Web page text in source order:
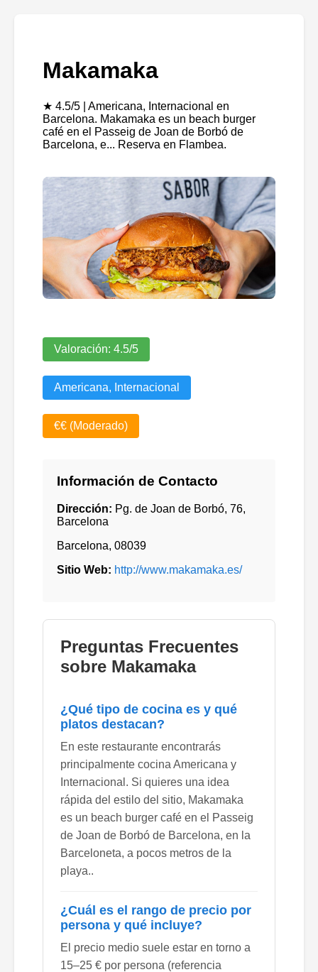
Makamaka
★ 4.5/5 | Americana, Internacional en
Barcelona. Makamaka es un beach burger
café en el Passeig de Joan de Borbó de
Barcelona, e... Reserva en Flambea.
Valoración: 4.5/5
Americana, Internacional
€€ (Moderado)
Información de Contacto
Dirección: Pg. de Joan de Borbó, 76,
Barcelona
Barcelona, 08039
Sitio Web: http://www.makamaka.es/
Preguntas Frecuentes
sobre Makamaka
¿Qué tipo de cocina es y qué
platos destacan?
En este restaurante encontrarás
principalmente cocina Americana y
Internacional. Si quieres una idea
rápida del estilo del sitio, Makamaka
es un beach burger café en el Passeig
de Joan de Borbó de Barcelona, en la
Barceloneta, a pocos metros de la
playa..
¿Cuál es el rango de precio por
persona y qué incluye?
El precio medio suele estar en torno a
15–25 € por persona (referencia